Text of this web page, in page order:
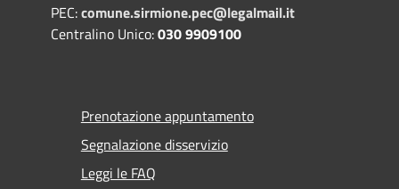
PEC:comune.sirmione.pec@legalmail.it
Centralino Unico:030 9909100
Prenotazione appuntamento
Segnalazione disservizio
Leggi le FAQ